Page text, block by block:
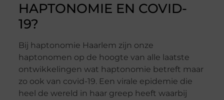
HAPTONOMIE EN COVID-
19?
Bij haptonomie Haarlem zijn onze
haptonomen op de hoogte van alle laatste
ontwikkelingen wat haptonomie betreft maar
zo ook van covid-19. Een virale epidemie die
heel de wereld in haar greep heeft waarbij